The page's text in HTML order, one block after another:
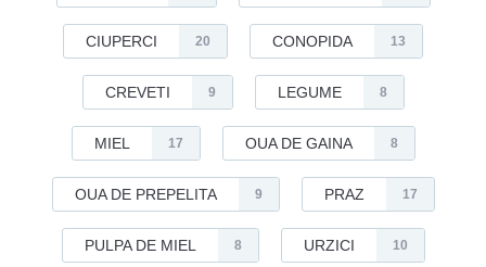
CIUPERCI 20 CONOPIDA 13
CREVETI 9 LEGUME 8
MIEL 17 OUA DE GAINA 8
OUA DE PREPELITA 9 PRAZ 17
PULPA DE MIEL 8 URZICI 10